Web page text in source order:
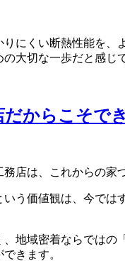
にくい断熱性能を
大切な一歩だと感じ
からこそで
店は、これからの家
う価値観は、今で
地域密着ならでは
きます。